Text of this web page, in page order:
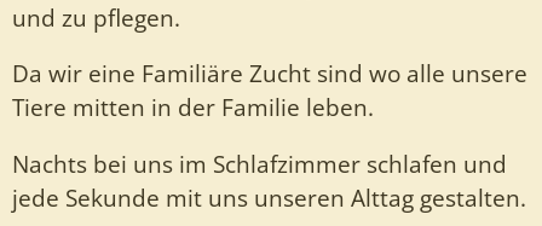
und zu pflegen.
Da wir eine Familiäre Zucht sind wo alle unsere
Tiere mitten in der Familie leben.
Nachts bei uns im Schlafzimmer schlafen und
jede Sekunde mit uns unseren Alttag gestalten.